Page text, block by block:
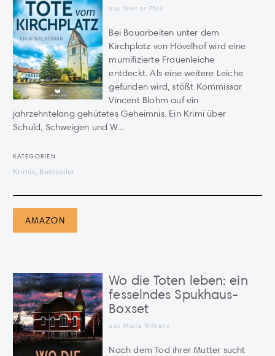
aus Werner Pfeil
Bei Bauarbeiten unter dem
Kirchplatz von Hövelhof wird eine
mumifizierte Frauenleiche
entdeckt. Als eine weitere Leiche
gefunden wird, stößt Kommissar
Vincent Blohm auf ein
jahrzehntelang gehütetes Geheimnis. Ein Krimi über
Schuld, Schweigen und W...
KATEGORIEN
Krimis, Bestseller
AMAZON
Wo die Toten leben: ein
fesselndes Spukhaus-
Boxset
aus Marie Wilkens
Nach dem Tod ihrer Mutter sucht